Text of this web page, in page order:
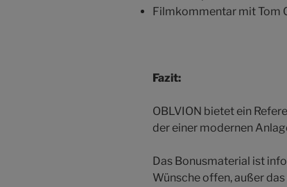
Filmkommentar mit Tom
Fazit:
OBLVION bietet ein
der einer modernen
Das Bonusmaterial ist
Wünsche offen, außer